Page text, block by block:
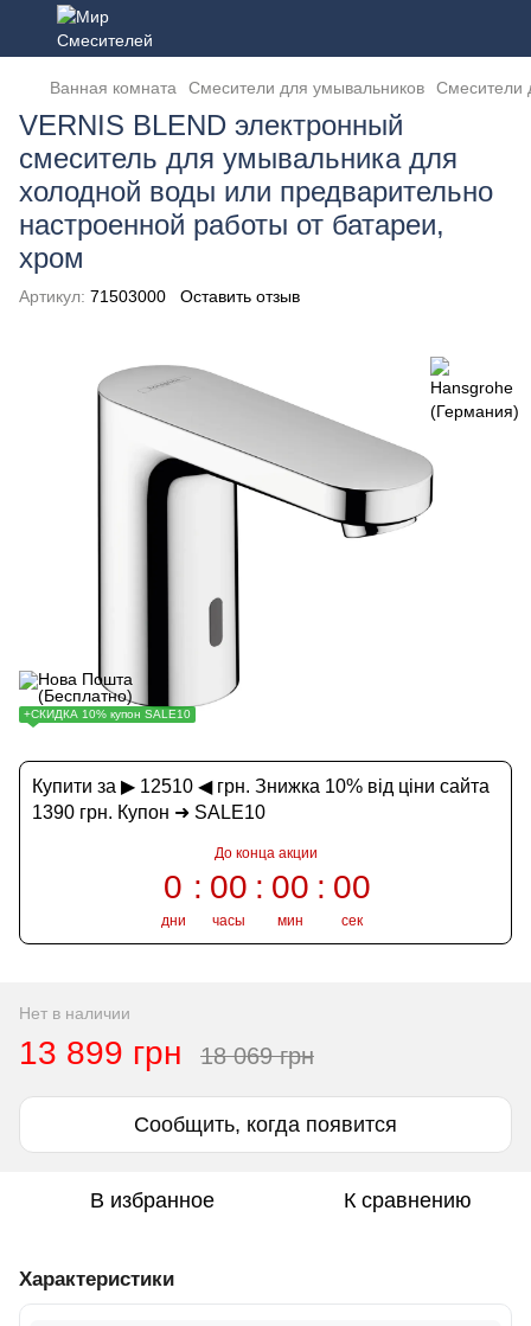
Ванная комната Смесители для умывальников Смесители
VERNIS BLEND электронный
смеситель для умывальника для
холодной воды или предварительно
настроенной работы от батареи,
хром
Артикул: 71503000 Оставить отзыв
+СКИДКА 10% купон SALE10
Купити за ▶ 12510 ◀ грн. Знижка 10% від ціни сайта
1390 грн. Купон ➜ SALE10
До конца акции
0
дни
00
часы
00
мин
00
сек
Нет в наличии
13 899 грн 18 069 грн
Сообщить, когда появится
В избранное К сравнению
Характеристики